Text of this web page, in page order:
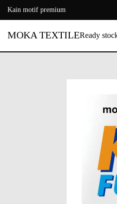
Kain motif premium
MOKA TEXTILEReady